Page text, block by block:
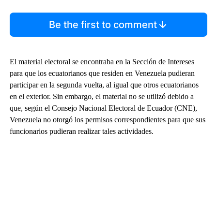
Be the first to comment
El material electoral se encontraba en la Sección de Intereses
para que los ecuatorianos que residen en Venezuela pudieran
participar en la segunda vuelta, al igual que otros ecuatorianos
en el exterior. Sin embargo, el material no se utilizó debido a
que, según el Consejo Nacional Electoral de Ecuador (CNE),
Venezuela no otorgó los permisos correspondientes para que sus
funcionarios pudieran realizar tales actividades.